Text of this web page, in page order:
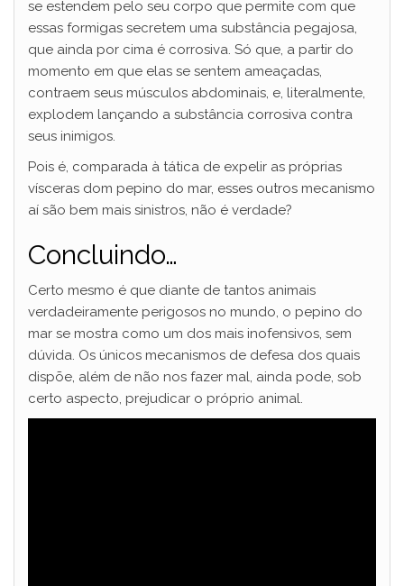
se estendem pelo seu corpo que permite com que
essas formigas secretem uma substância pegajosa,
que ainda por cima é corrosiva. Só que, a partir do
momento em que elas se sentem ameaçadas,
contraem seus músculos abdominais, e, literalmente,
explodem lançando a substância corrosiva contra
seus inimigos.
Pois é, comparada à tática de expelir as próprias
vísceras dom pepino do mar, esses outros mecanismo
aí são bem mais sinistros, não é verdade?
Concluindo…
Certo mesmo é que diante de tantos animais
verdadeiramente perigosos no mundo, o pepino do
mar se mostra como um dos mais inofensivos, sem
dúvida. Os únicos mecanismos de defesa dos quais
dispõe, além de não nos fazer mal, ainda pode, sob
certo aspecto, prejudicar o próprio animal.